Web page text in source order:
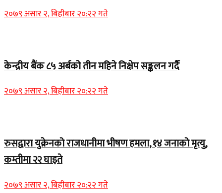
२०७९ असार २, बिहीबार २०:२२ गते
केन्द्रीय बैंक ८५ अर्बको तीन महिने निक्षेप सङ्कलन गर्दै
२०७९ असार २, बिहीबार २०:२२ गते
रुसद्वारा युक्रेनको राजधानीमा भीषण हमला, १४ जनाको मृत्यु,
कम्तीमा २२ घाइते
२०७९ असार २, बिहीबार २०:२२ गते